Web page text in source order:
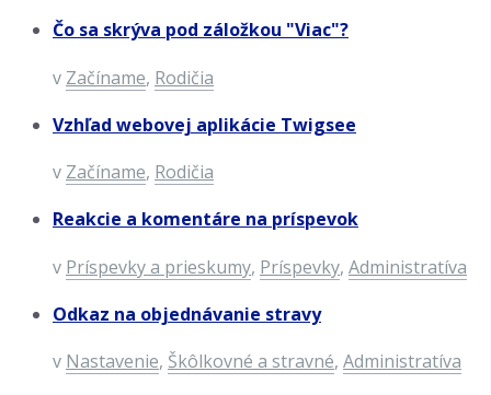
Čo sa skrýva pod záložkou "Viac"?
v Začíname, Rodičia
Vzhľad webovej aplikácie Twigsee
v Začíname, Rodičia
Reakcie a komentáre na príspevok
v Príspevky a prieskumy, Príspevky, Administratíva
Odkaz na objednávanie stravy
v Nastavenie, Škôlkovné a stravné, Administratíva